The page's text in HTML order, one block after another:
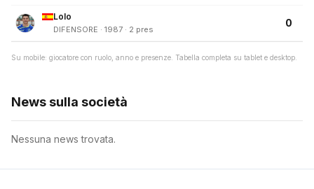
Lolo
DIFENSORE · 1987 · 2 pres
0
Su mobile: giocatore con ruolo, anno e presenze. Tabella completa su tablet e desktop.
News sulla società
Nessuna news trovata.